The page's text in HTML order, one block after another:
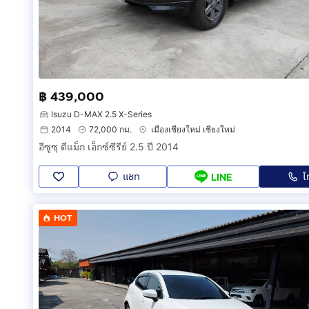
฿ 439,000
Isuzu D-MAX 2.5 X-Series
2014
72,000 กม. เมืองเชียงใหม่ เชียงใหม่
อีซูซุ ดีแม็ก เอ็กซ์ซีรีย์ 2.5 ปี 2014
แชท LINE
HOT